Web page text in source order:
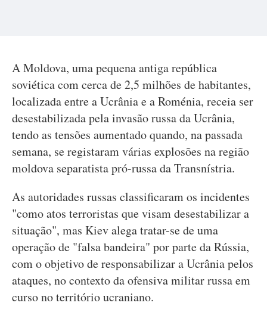
A Moldova, uma pequena antiga república
soviética com cerca de 2,5 milhões de habitantes,
localizada entre a Ucrânia e a Roménia, receia ser
desestabilizada pela invasão russa da Ucrânia,
tendo as tensões aumentado quando, na passada
semana, se registaram várias explosões na região
moldova separatista pró-russa da Transnístria.
As autoridades russas classificaram os incidentes
"como atos terroristas que visam desestabilizar a
situação", mas Kiev alega tratar-se de uma
operação de "falsa bandeira" por parte da Rússia,
com o objetivo de responsabilizar a Ucrânia pelos
ataques, no contexto da ofensiva militar russa em
curso no território ucraniano.